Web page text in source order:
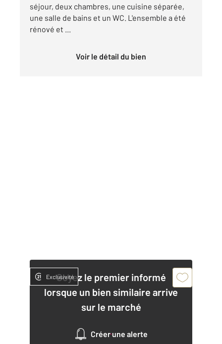
séjour, deux chambres, une cuisine séparée,
une salle de bains et un WC. L'ensemble a été
rénové et ...
Voir le détail du bien
Soyez le premier informé
lorsque un bien similaire arrive
sur le marché
Créer une alerte
Exclusivité